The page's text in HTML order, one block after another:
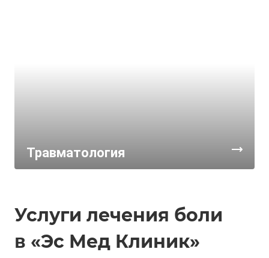
Травматология
Услуги лечения боли
в «Эс Мед Клиник»